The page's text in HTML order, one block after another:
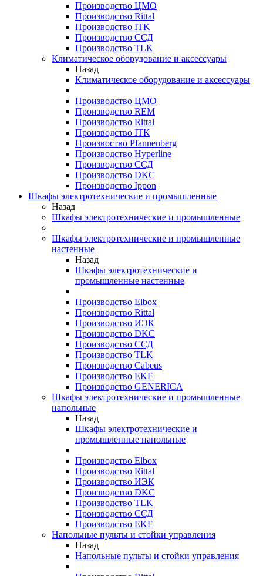
Производство ЦМО
Производство Rittal
Производство ITK
Производство ССД
Производство TLK
Климатическое оборудование и аксессуары
Назад
Климатическое оборудование и аксессуары
Производство ЦМО
Производство REM
Производство Rittal
Производство ITK
Произвоство Pfannenberg
Производство Hyperline
Производство ССД
Производство DKC
Производство Ippon
Шкафы электротехнические и промышленные
Назад
Шкафы электротехнические и промышленные
Шкафы электротехнические и промышленные
настенные
Назад
Шкафы электротехнические и
промышленные настенные
Производство Elbox
Производство Rittal
Производство ИЭК
Производство DKC
Производство ССД
Производство TLK
Производство Cabeus
Производство EKF
Производство GENERICA
Шкафы электротехнические и промышленные
напольные
Назад
Шкафы электротехнические и
промышленные напольные
Производство Elbox
Производство Rittal
Производство ИЭК
Производство DKC
Производство TLK
Производство ССД
Производство EKF
Напольные пульты и стойки управления
Назад
Напольные пульты и стойки управления